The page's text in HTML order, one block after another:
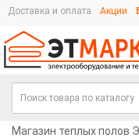
Доставка и оплата Акции
Магазин теплых полов